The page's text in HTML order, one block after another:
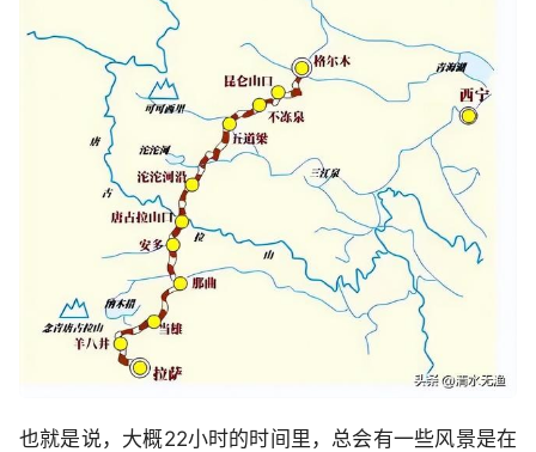
也就是说，大概22小时的时间里，总会有一些风景是在